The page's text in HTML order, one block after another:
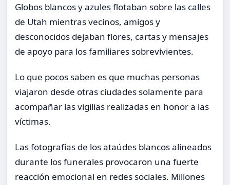
Globos blancos y azules flotaban sobre las calles
de Utah mientras vecinos, amigos y
desconocidos dejaban flores, cartas y mensajes
de apoyo para los familiares sobrevivientes.
Lo que pocos saben es que muchas personas
viajaron desde otras ciudades solamente para
acompañar las vigilias realizadas en honor a las
víctimas.
Las fotografías de los ataúdes blancos alineados
durante los funerales provocaron una fuerte
reacción emocional en redes sociales. Millones